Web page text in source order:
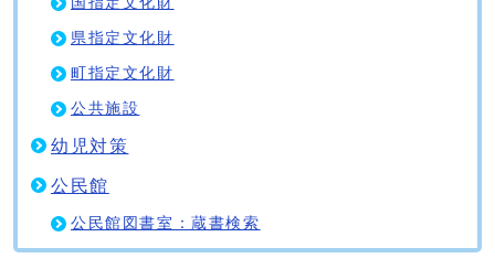
県指定文化財
町指定文化財
公共施設
幼児対策
公民館
公民館図書室：蔵書検索